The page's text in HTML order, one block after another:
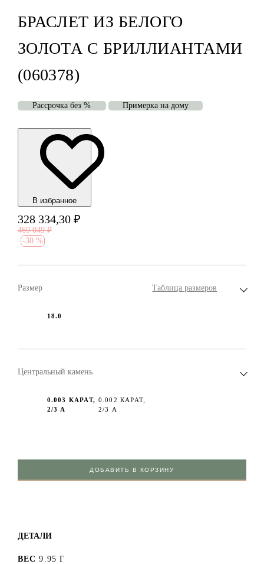
БРАСЛЕТ ИЗ БЕЛОГО
ЗОЛОТА С БРИЛЛИАНТАМИ
(060378)
Рассрочка без % Примерка на дому
В избранноe
328 334,30 ₽
469 049 ₽
-30 %
Размер Таблица размеров
18.0
Центральный камень
0.003 КАРАТ,
2/3 А
0.002 КАРАТ,
2/3 А
ДОБАВИТЬ В КОРЗИНУ
ДЕТАЛИ
ВЕС 9.95 Г